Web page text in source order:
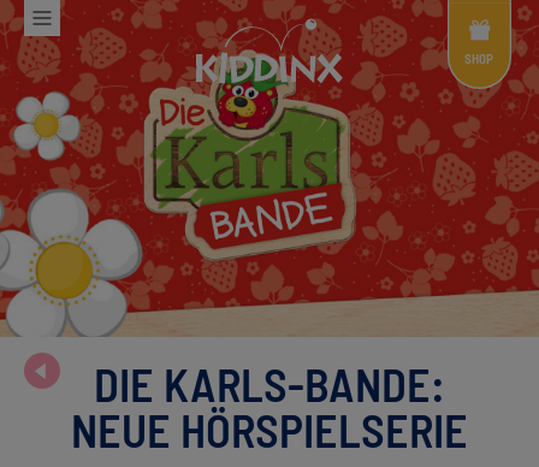
Menü
SHOP
DIE KARLS-BANDE:
NEUE HÖRSPIELSERIE